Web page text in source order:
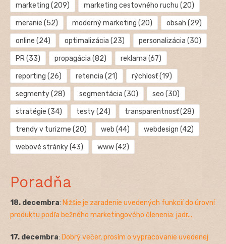
marketing (209) marketing cestovného ruchu (20)
meranie (52) moderný marketing (20) obsah (29)
online (24) optimalizácia (23) personalizácia (30)
PR(33) propagácia (82) reklama (67)
reporting (26) retencia (21) rýchlosť(19)
segmenty(28) segmentácia (30) seo (30)
stratégie (34) testy(24) transparentnosť(28)
trendy v turizme (20) web (44) webdesign (42)
webové stránky(43) www(42)
Poradňa
18. decembra: Nižšie je zaradenie uvedených funkcií do úrovní
produktu podľa bežného marketingového členenia: jadr...
17. decembra: Dobrý večer, prosím o vypracovanie uvedenej